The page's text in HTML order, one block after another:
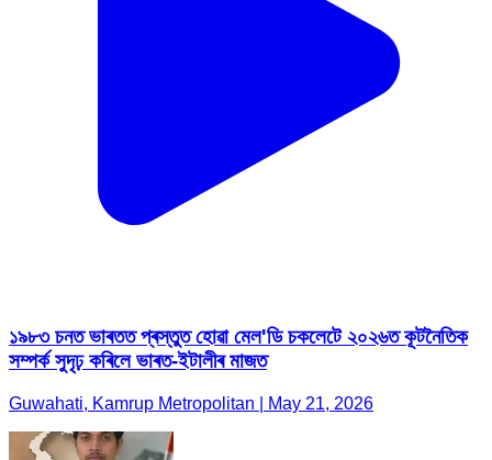
১৯৮৩ চনত ভাৰতত প্ৰস্তুত হোৱা মেল'ডি চকলেটে ২০২৬ত কূটনৈতিক
সম্পৰ্ক সুদৃঢ় কৰিলে ভাৰত-ইটালীৰ মাজত
Guwahati, Kamrup Metropolitan | May 21, 2026